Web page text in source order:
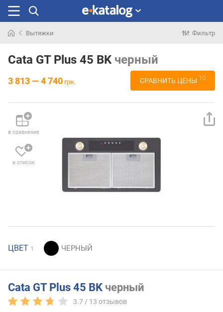
раньше
Вытяжки Фильтр
Cata GT Plus 45 BK черный
3 813 — 4 740 грн. СРАВНИТЬ ЦЕНЫ 10
в сравнение
в список
ЦВЕТ 1
Cata GT Plus 45 BK черный
3.7 / 13 отзывов